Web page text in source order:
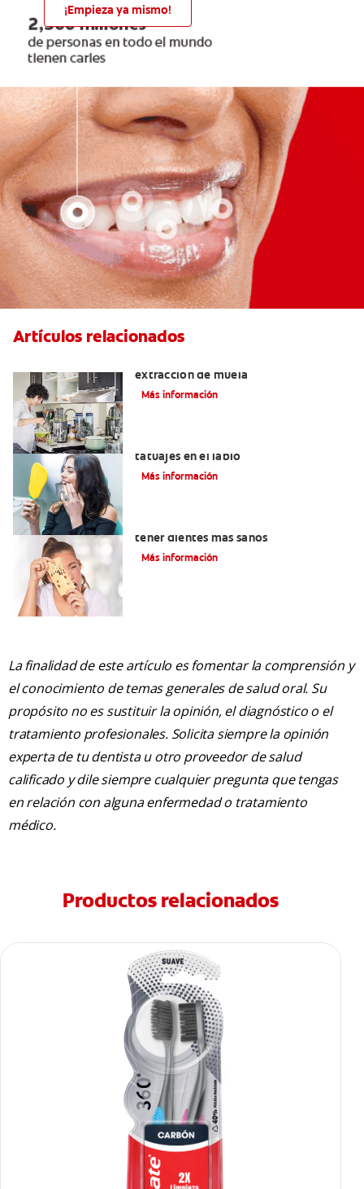
¡Empieza ya mismo!
Artículos relacionados
extracción de muela
Más información
tatuajes en el labio
Más información
tener dientes más sanos
Más información
La finalidad de este artículo es fomentar la comprensión y
el conocimiento de temas generales de salud oral. Su
propósito no es sustituir la opinión, el diagnóstico o el
tratamiento profesionales. Solicita siempre la opinión
experta de tu dentista u otro proveedor de salud
calificado y dile siempre cualquier pregunta que tengas
en relación con alguna enfermedad o tratamiento
médico.
Productos relacionados